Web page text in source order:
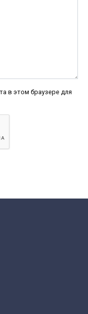
в этом браузере для